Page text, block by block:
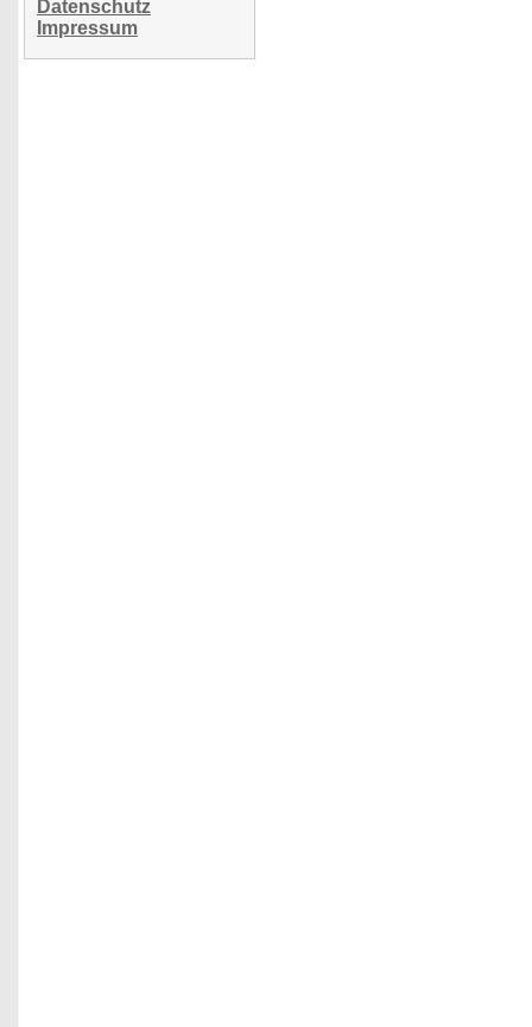
Datenschutz
Impressum